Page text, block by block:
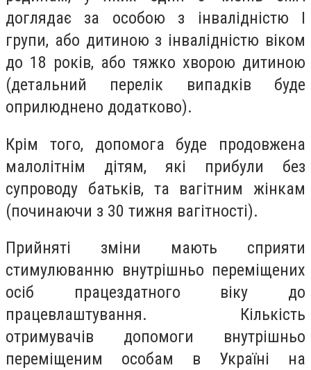
доглядає за особою з інвалідністю I
групи, або дитиною з інвалідністю віком
до 18 років, або тяжко хворою дитиною
(детальний перелік випадків буде
оприлюднено додатково).
Крім того, допомога буде продовжена
малолітнім дітям, які прибули без
супроводу батьків, та вагітним жінкам
(починаючи з 30 тижня вагітності).
Прийняті зміни мають сприяти
стимулюванню внутрішньо переміщених
осіб працездатного віку до
працевлаштування. Кількість
отримувачів допомоги внутрішньо
переміщеним особам в Україні на